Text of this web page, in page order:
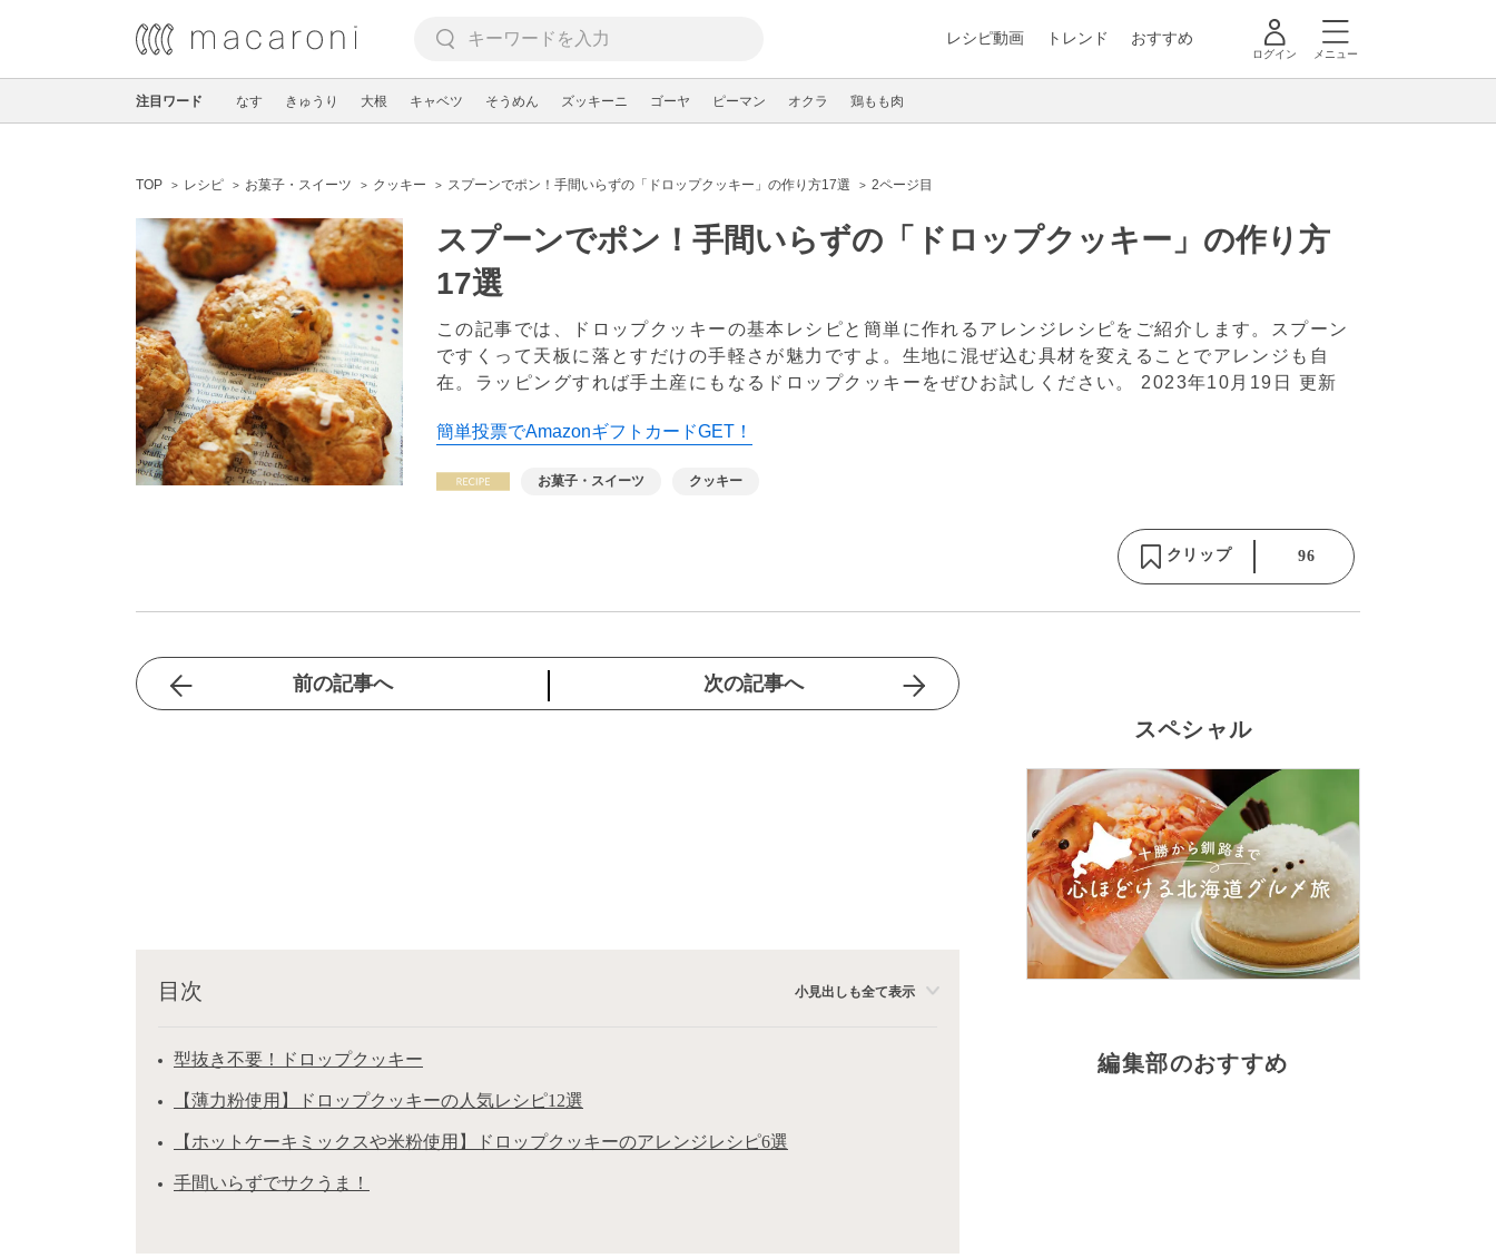
レシピ動画 トレンド おすすめ
ログイン メニュー
注目ワード なす きゅうり 大根 キャベツ そうめん ズッキーニ ゴーヤ ピーマン オクラ 鶏もも肉
TOP レシピ お菓子・スイーツ クッキー スプーンでポン！手間いらずの「ドロップクッキー」の作り方17選 2ページ目
スプーンでポン！手間いらずの「ドロップクッキー」の作り方
17選
この記事では、ドロップクッキーの基本レシピと簡単に作れるアレンジレシピをご紹介します。スプーン
ですくって天板に落とすだけの手軽さが魅力ですよ。生地に混ぜ込む具材を変えることでアレンジも自
在。ラッピングすれば手土産にもなるドロップクッキーをぜひお試しください。 2023年10月19日 更新
簡単投票でAmazonギフトカードGET！
お菓子・スイーツ クッキー
クリップ 96
前の記事へ 次の記事へ
目次 小見出しも全て表示
型抜き不要！ドロップクッキー
【薄力粉使用】ドロップクッキーの人気レシピ12選
【ホットケーキミックスや米粉使用】ドロップクッキーのアレンジレシピ6選
手間いらずでサクうま！
スペシャル
編集部のおすすめ